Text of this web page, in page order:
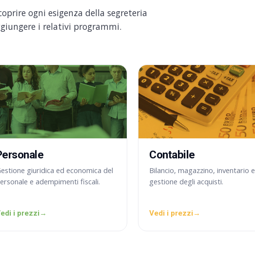
ogni esigenza della segreteria
i relativi programmi.
giuridica ed economica del
e adempimenti fiscali.
i prezzi →
Contabile
Bilancio, magazzino, inventario e
gestione degli acquisti.
Vedi i prezzi→